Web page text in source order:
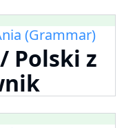
(Grammar)
Polski z